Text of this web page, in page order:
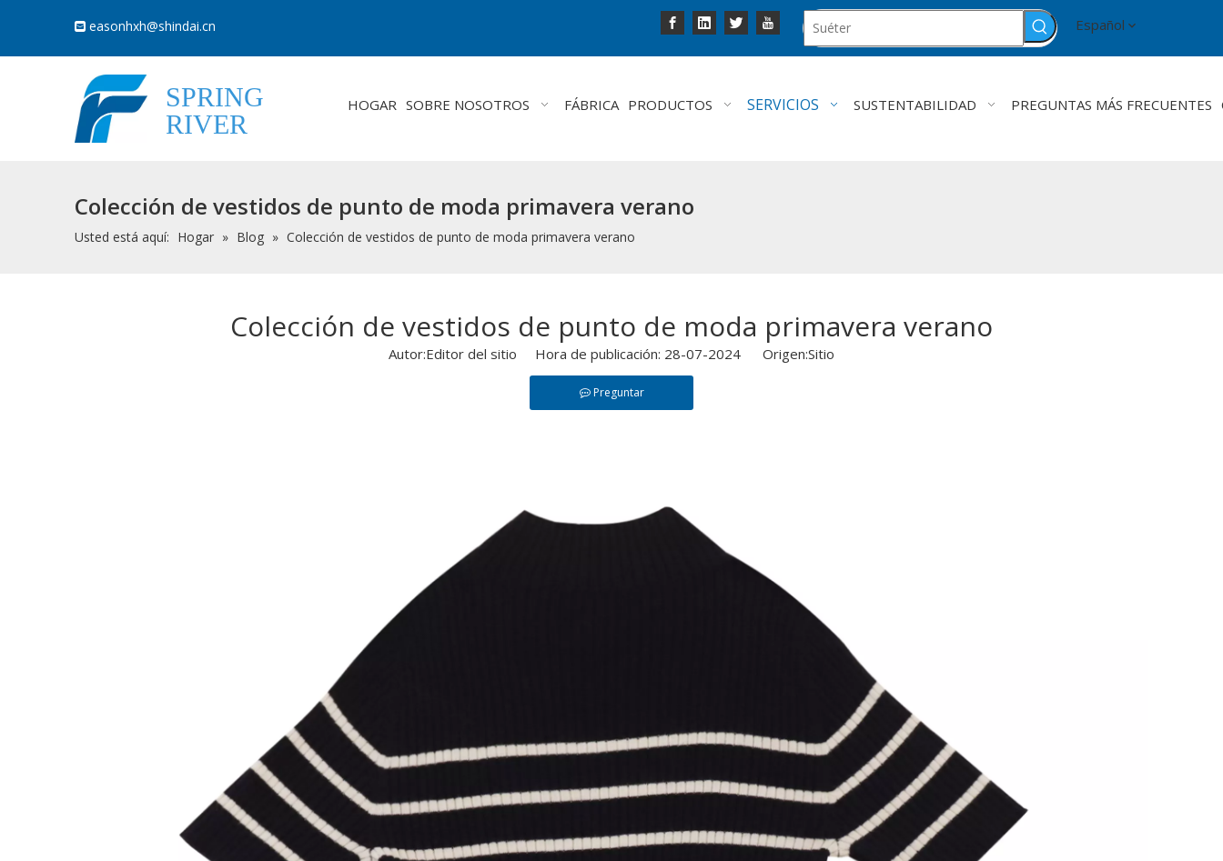
 easonhxh@shindai.cn Español
SPRING
RIVER
HOGAR SOBRE NOSOTROS FÁBRICA PRODUCTOS SERVICIOS SUSTENTABILIDAD PREGUNTAS MÁS FRECUENTES
Colección de vestidos de punto de moda primavera verano
Usted está aquí: Hogar » Blog » Colección de vestidos de punto de moda primavera verano
Colección de vestidos de punto de moda primavera verano
Autor:Editor del sitio Hora de publicación: 28-07-2024 Origen:Sitio
Preguntar